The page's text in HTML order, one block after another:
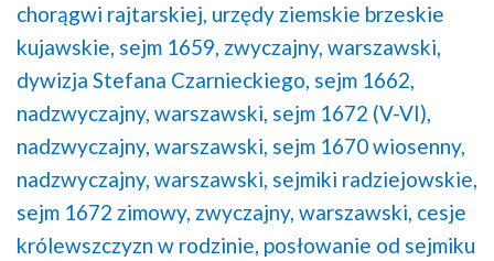
chorągwi rajtarskiej, urzędy ziemskie brzeskie
kujawskie, sejm 1659, zwyczajny, warszawski,
dywizja Stefana Czarnieckiego, sejm 1662,
nadzwyczajny, warszawski, sejm 1672 (V-VI),
nadzwyczajny, warszawski, sejm 1670 wiosenny,
nadzwyczajny, warszawski, sejmiki radziejowskie,
sejm 1672 zimowy, zwyczajny, warszawski, cesje
królewszczyzn w rodzinie, posłowanie od sejmiku